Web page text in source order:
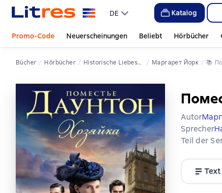
DE Katalog
Promo-Code Neuerscheinungen Beliebt Hörbücher
Bücher Hörbücher Historische Liebesromane Маргарет Йорк 📚
Autor
Sprecher
Teil der
Text